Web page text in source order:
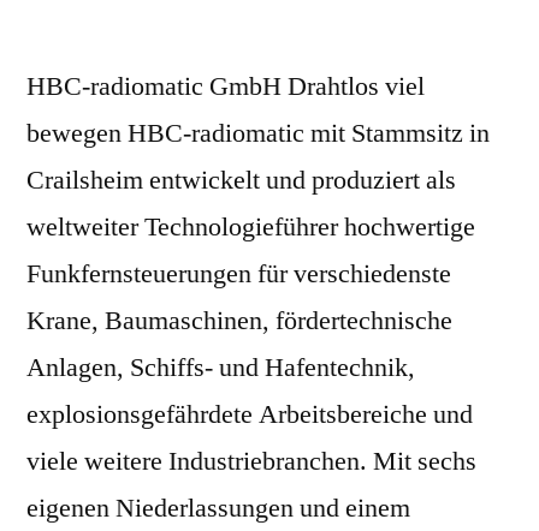
HBC-radiomatic GmbH Drahtlos viel
bewegen HBC-radiomatic mit Stammsitz in
Crailsheim entwickelt und produziert als
weltweiter Technologieführer hochwertige
Funkfernsteuerungen für verschiedenste
Krane, Baumaschinen, fördertechnische
Anlagen, Schiffs- und Hafentechnik,
explosionsgefährdete Arbeitsbereiche und
viele weitere Industriebranchen. Mit sechs
eigenen Niederlassungen und einem